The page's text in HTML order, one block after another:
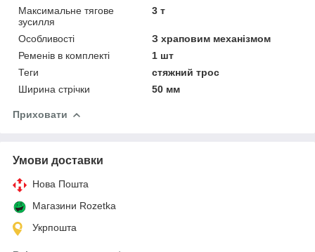
Максимальне тягове
зусилля
3 т
Особливості
З храповим механізмом
Ременів в комплекті
1 шт
Теги
стяжний трос
Ширина стрічки
50 мм
Приховати
Умови доставки
Нова Пошта
Магазини Rozetka
Укрпошта